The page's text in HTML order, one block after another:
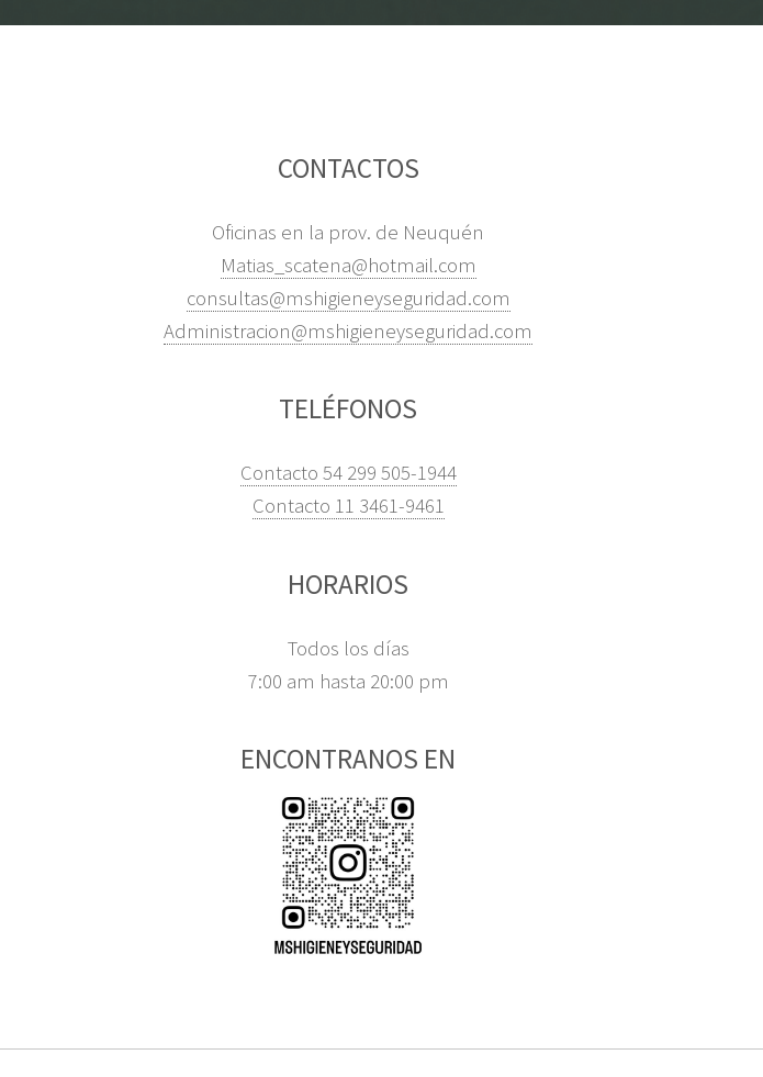
CONTACTOS
Oficinas en la prov. de Neuquén
Matias_scatena@hotmail.com
consultas@mshigieneyseguridad.com
Administracion@mshigieneyseguridad.com
TELÉFONOS
Contacto 54 299 505-1944
Contacto 11 3461-9461
HORARIOS
Todos los días
7:00 am hasta 20:00 pm
ENCONTRANOS EN